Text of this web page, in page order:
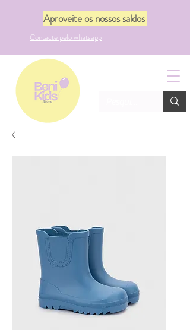
Aproveite os nossos saldos
Contacte pelo whatsapp